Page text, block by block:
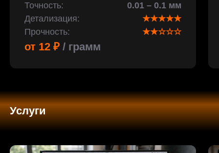
Точность:
0.01 – 0.1 мм
Детализация:
★★★★★
Прочность:
★★☆☆☆
от 12 ₽ / грамм
Услуги